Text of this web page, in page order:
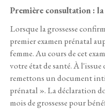
Première consultation :
Lorsque la grossesse
premier examen prénatal
femme. Au cours de cet
votre état de santé. À l'issue
remettons un document
prénatal ». La déclaration
mois de grossesse pour